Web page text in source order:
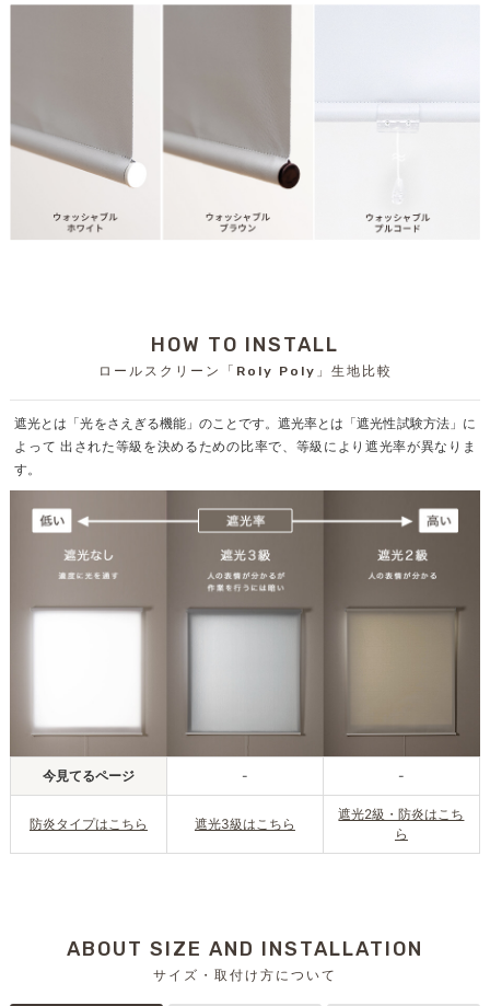
HOW TO INSTALL
ロールスクリーン「Roly Poly」生地比較
遮光とは「光をさえぎる機能」のことです。遮光率とは「遮光性試験方法」に
よって 出された等級を決めるための比率で、等級により遮光率が異なりま
す。
今見てるページ - -
防炎タイプはこちら 遮光3級はこちら
遮光2級・防炎はこち
ら
ABOUT SIZE AND INSTALLATION
サイズ・取付け方について